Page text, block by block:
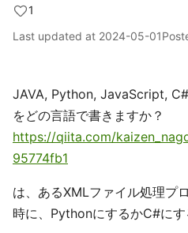
1
Last updated at 2024-05-01
JAVA, Python, JavaScript,
をどの言語で書きますか？
https://qiita.com/
95774fb1
は、あるXMLファイル処理プ
時に、PythonにするかC#にす